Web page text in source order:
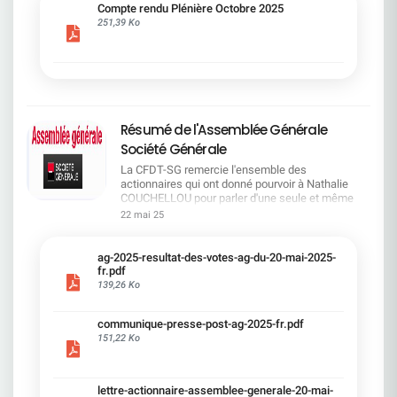
cadre du dialogue social.Bonne lecture !
Compte rendu Plénière Octobre 2025
251,39 Ko
Résumé de l'Assemblée Générale
Société Générale
La CFDT-SG remercie l'ensemble des
actionnaires qui ont donné pourvoir à Nathalie
COUCHELLOU pour parler d'une seule et même
voix.L'assemblée Générale s'est ouverte avec 4
souligné la forte amélioration en 2024 de tous les
facteurs financiers et le premier trimestre 2025
encourageant.Le Directeur Général, Slawomir
solide. Etre une banque simple et intégrée. Etre
une banque efficace. Etre une banque rentable. Le
22 mai 25
ag-2025-resultat-des-votes-ag-du-20-mai-2025-
fr.pdf
139,26 Ko
communique-presse-post-ag-2025-fr.pdf
151,22 Ko
lettre-actionnaire-assemblee-generale-20-mai-